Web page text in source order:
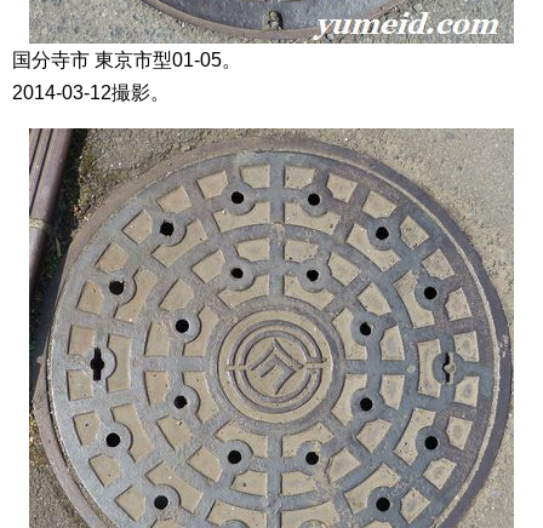
国分寺市 東京市型01-05。
2014-03-12撮影。